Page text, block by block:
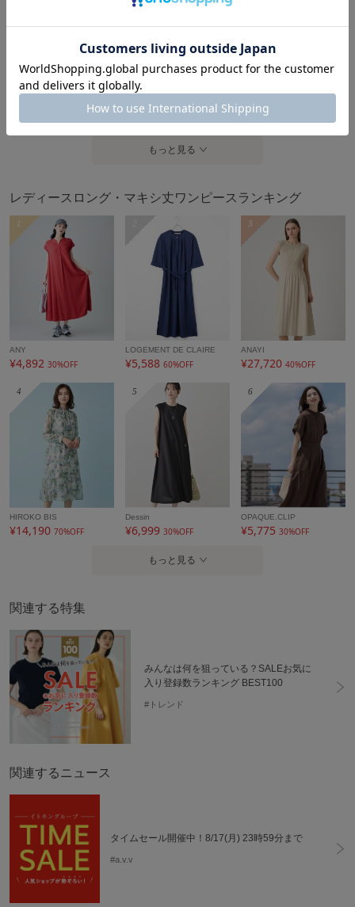
ギフト 可
5％ポイントバック
¥5,775 30%OFF
5％ポイントバック
OPAQUE.CLIP
¥4,125 50%OFF
5％ポイントバック
grove
¥3,297 50%OFF
もっと見る
レディースロング・マキシ丈ワンピースランキング
1
ANY
¥4,892 30%OFF
LOGEMENT DE CLAIRE
¥5,58860%OFF
3
ANAYI
¥27,72040%OFF
4
HIROKO BIS
¥14,190 70%OFF
5
Dessin
¥6,99930%OFF
6
OPAQUE.CLIP
¥5,77530%OFF
もっと見る
関連する特集
みんなは何を狙っている？SALEお気に
入り登録数ランキング BEST100
#トレンド
関連するニュース
タイムセール開催中！8/17(月) 23時59分まで
#a.v.v